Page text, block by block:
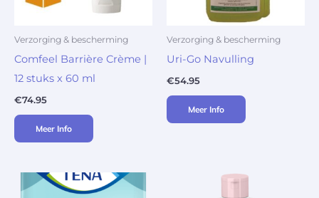
Verzorging & bescherming
Comfeel Barrière Crème |
12 stuks x 60 ml
€74.95
Meer Info
Verzorging & bescherming
Uri-Go Navulling
€54.95
Meer Info